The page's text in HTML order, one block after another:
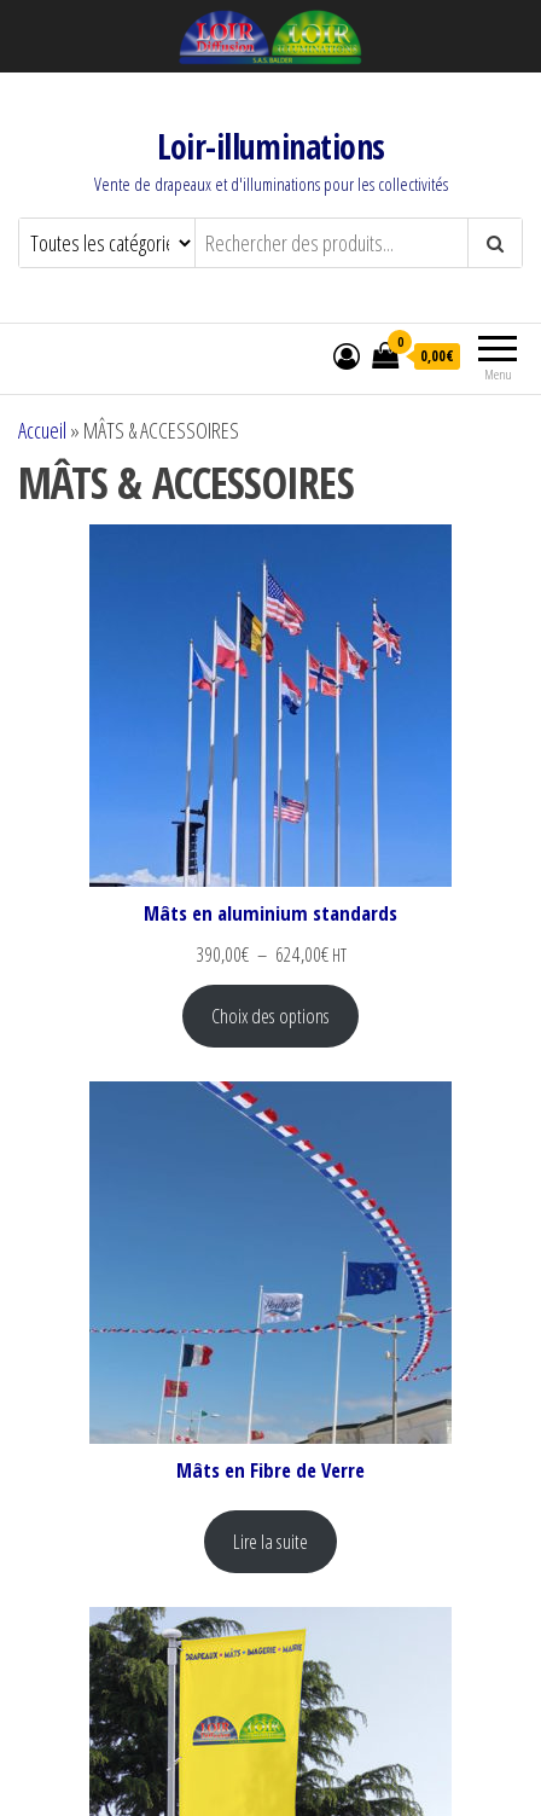
Loir-illuminations
Vente de drapeaux et d'illuminations pour les collectivités
Menu
0
0,00€
Accueil » MÂTS & ACCESSOIRES
MÂTS & ACCESSOIRES
Mâts en aluminium standards
390,00€ – 624,00€Plage de prix : 390,00€ à
HT
Choix des options
Mâts en Fibre de Verre
Lire la suite